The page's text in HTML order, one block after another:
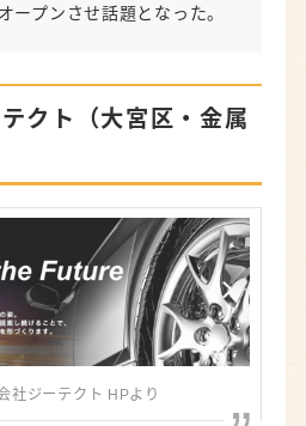
ープンさせ話題となった。
クト（大宮区・金属
社ジーテクト HPより